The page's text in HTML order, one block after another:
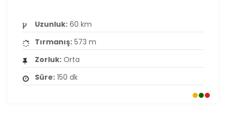
Uzunluk: 60 km
Tırmanış: 573 m
Zorluk: Orta
Süre: 150 dk